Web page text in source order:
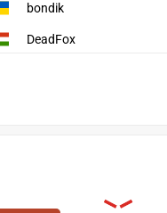
bondik
DeadFox